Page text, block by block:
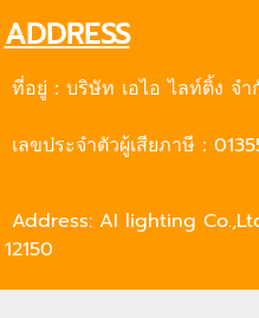
ADDRESS
ที่อยู่：บริษัท เอไอ ไลท์ติ้ง จ
เลขประจำตัวผู้เสียภาษี：
Address: AI lighting
12150
Tax ID : 0135562023295